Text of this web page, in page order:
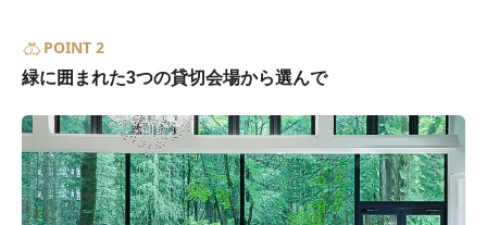
POINT 2
緑に囲まれた3つの貸切会場から選んで